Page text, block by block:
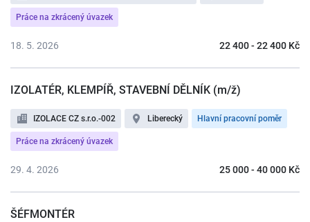
Práce na zkrácený úvazek
22 400 - 22 400 Kč
18. 5. 2026
IZOLATÉR, KLEMPÍŘ, STAVEBNÍ DĚLNÍK (m/ž)
IZOLACE CZ s.r.o.-002 Liberecký Hlavní pracovní poměr
Práce na zkrácený úvazek
25 000 - 40 000 Kč
29. 4. 2026
ŠÉFMONTÉR